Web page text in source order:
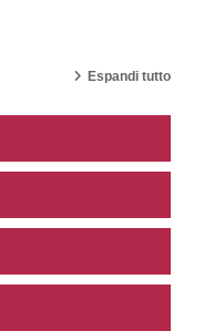
Espandi tutto